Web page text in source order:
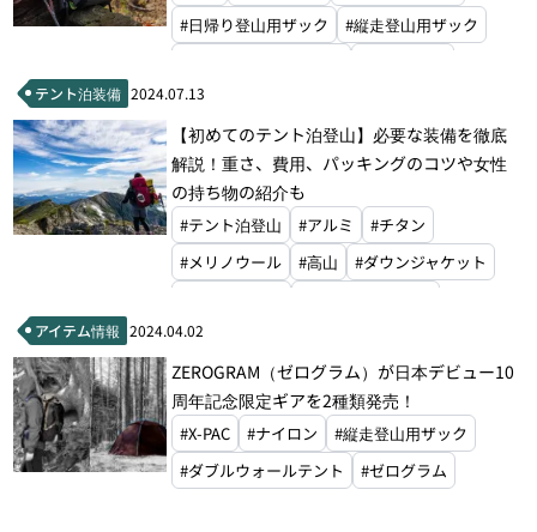
#日帰り登山用ザック
#縦走登山用ザック
#モンベル
テント泊装備 2024.07.13
【初めてのテント泊登山】必要な装備を徹底
解説！重さ、費用、パッキングのコツや女性
の持ち物の紹介も
#テント泊登山 #アルミ
#チタン
#メリノウール
#高山
#ダウンジャケット
#レインパンツ
#アタックザック
#縦走登山用ザック
#固形燃料
#ダブルウォールテント
#シングルウォールテント
#クローズドセルマット
#エアマット
アイテム情報 2024.04.02
ZEROGRAM（ゼログラム）が日本デビュー10
周年記念限定ギアを2種類発売！
#X-PAC #ナイロン
#縦走登山用ザック
#ダブルウォールテント
#ゼログラム